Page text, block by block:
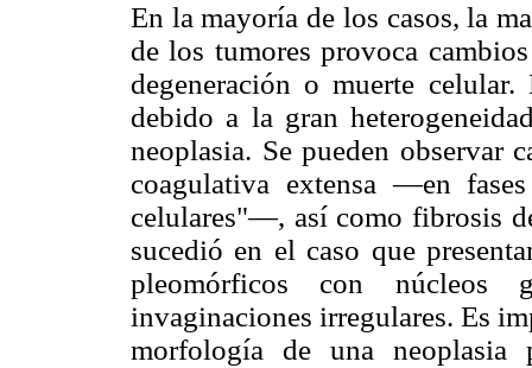
En la mayoría de los casos, la
de los tumores provoca
degeneración o muerte
debido a la gran
neoplasia. Se pueden observar
coagulativa extensa —en
celulares"—, así como fibrosis
sucedió en el caso que
pleomórficos con núcleos
invaginaciones irregulares. Es
morfología de una neoplasia